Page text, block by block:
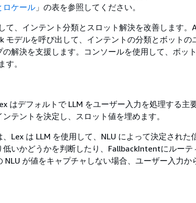
ロケール 」の表を参照してください。
て、インテント分類とスロット解決を改善します。
モデルを呼び出して、インテントの分類とボットの
解決を支援します。コンソールを使用して、ボッ
す。
はデフォルトで LLM をユーザー入力を処理する主
テントを決定し、スロット値を埋めます。
Lex は LLM を使用して、NLU によって決定された
いかどうかを判断したり、FallbackIntentにルーテ
NLU が値をキャプチャしない場合、ユーザー入力か